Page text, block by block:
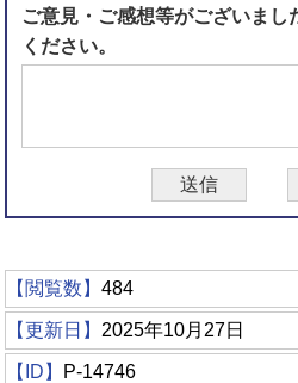
ご意見・ご感想等がございまし
ください。
【閲覧数】484
【更新日】 2025年10月27日
【ID】 P-14746